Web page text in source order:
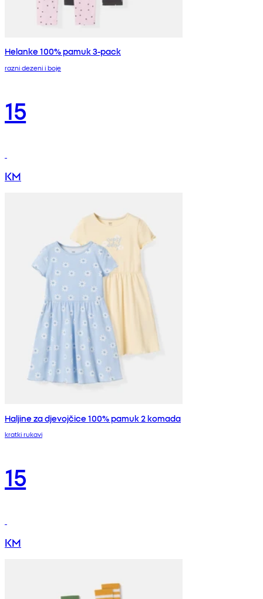
Helanke 100% pamuk 3-pack
razni dezeni i boje
15
KM
Haljine za djevojčice 100% pamuk 2 komada
kratki rukavi
15
KM